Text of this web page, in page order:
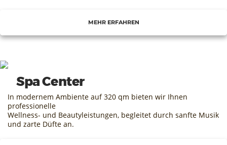
MEHR ERFAHREN
Spa Center
In modernem Ambiente auf 320 qm bieten wir Ihnen
professionelle
Wellness- und Beautyleistungen, begleitet durch sanfte Musik
und zarte Düfte an.